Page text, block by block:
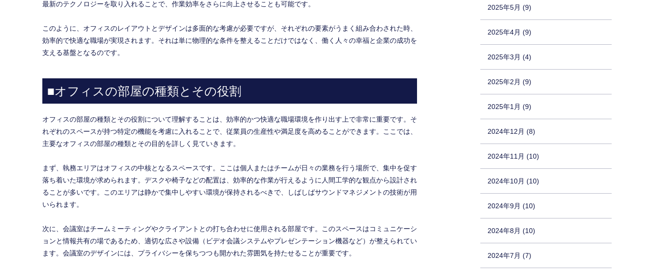
最新のテクノロジーを取り入れることで、作業効率をさらに向上させることも可能です。
このように、オフィスのレイアウトとデザインは多面的な考慮が必要ですが、それぞれの要素がうまく組み合わされた時、
効率的で快適な職場が実現されます。それは単に物理的な条件を整えることだけではなく、働く人々の幸福と企業の成功を
支える基盤となるのです。
■オフィスの部屋の種類とその役割
オフィスの部屋の種類とその役割について理解することは、効率的かつ快適な職場環境を作り出す上で非常に重要です。そ
れぞれのスペースが持つ特定の機能を考慮に入れることで、従業員の生産性や満足度を高めることができます。ここでは、
主要なオフィスの部屋の種類とその目的を詳しく見ていきます。
まず、執務エリアはオフィスの中核となるスペースです。ここは個人またはチームが日々の業務を行う場所で、集中を促す
落ち着いた環境が求められます。デスクや椅子などの配置は、効率的な作業が行えるように人間工学的な観点から設計され
ることが多いです。このエリアは静かで集中しやすい環境が保持されるべきで、しばしばサウンドマネジメントの技術が用
いられます。
次に、会議室はチームミーティングやクライアントとの打ち合わせに使用される部屋です。このスペースはコミュニケーシ
ョンと情報共有の場であるため、適切な広さや設備（ビデオ会議システムやプレゼンテーション機器など）が整えられてい
ます。会議室のデザインには、プライバシーを保ちつつも開かれた雰囲気を持たせることが重要です。
2025年5月 (9)
2025年4月 (9)
2025年3月 (4)
2025年2月 (9)
2025年1月 (9)
2024年12月 (8)
2024年11月 (10)
2024年10月 (10)
2024年9月 (10)
2024年8月 (10)
2024年7月 (7)